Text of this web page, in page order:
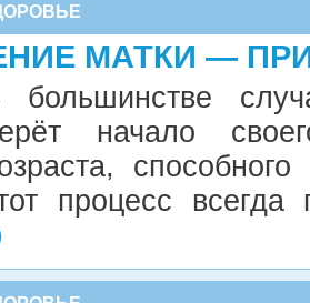
МАТКИ —
большинстве
начало
процесс всегда